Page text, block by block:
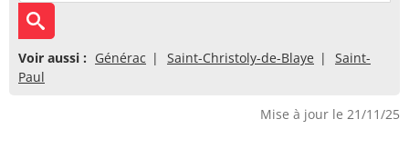
Voir aussi : Générac Saint-Christoly-de-Blaye
Saint-
Paul
Mise à jour le 21/11/25